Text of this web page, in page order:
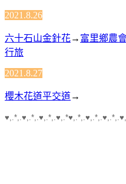
2021.8.26
六十石山金針花→ 富里鄉農
行旅
2021.8.27
櫻木花道平交道→